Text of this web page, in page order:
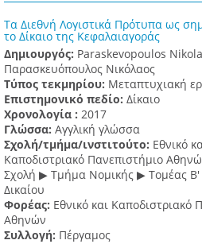
Τα Διεθνή Λογιστικά Πρότυπα ως
το Δίκαιο της Κεφαλαιαγοράς
Δημιουργός: Paraskevopoulos
Παρασκευόπουλος Νικόλαος
Τύπος τεκμηρίου: Μεταπτυχιακή
Επιστημονικό πεδίο: Δίκαιο
Χρονολογία : 2017
Γλώσσα: Αγγλική γλώσσα
Σχολή/τμήμα/ινστιτούτο: Εθνικό
Καποδιστριακό Πανεπιστήμιο
Σχολή ▶ Τμήμα Νομικής ▶ Τομέας Β'
Δικαίου
Φορέας: Εθνικό και Καποδιστριακό
Αθηνών
Συλλογή: Πέργαμος